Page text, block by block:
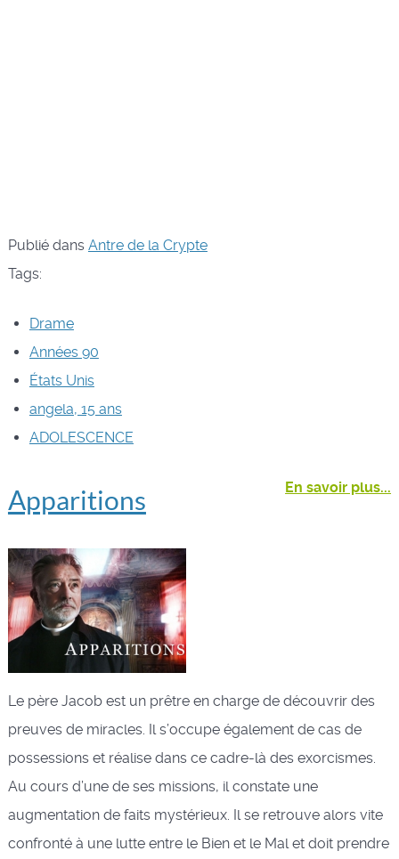
Publié dans Antre de la Crypte
Tags:
Drame
Années 90
États Unis
angela, 15 ans
ADOLESCENCE
En savoir plus...
Apparitions
Le père Jacob est un prêtre en charge de découvrir des
preuves de miracles. Il s’occupe également de cas de
possessions et réalise dans ce cadre-là des exorcismes.
Au cours d’une de ses missions, il constate une
augmentation de faits mystérieux. Il se retrouve alors vite
confronté à une lutte entre le Bien et le Mal et doit prendre